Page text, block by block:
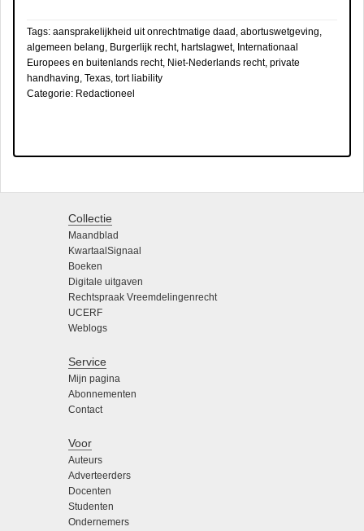
Tags: aansprakelijkheid uit onrechtmatige daad , abortuswetgeving,
algemeen belang, Burgerlijk recht, hartslagwet, Internationaal
Europees en buitenlands recht, Niet-Nederlands recht, private
handhaving, Texas, tort liability
Categorie: Redactioneel
Collectie
Maandblad
KwartaalSignaal
Boeken
Digitale uitgaven
Rechtspraak Vreemdelingenrecht
UCERF
Weblogs
Service
Mijn pagina
Abonnementen
Contact
Voor
Auteurs
Adverteerders
Docenten
Studenten
Ondernemers